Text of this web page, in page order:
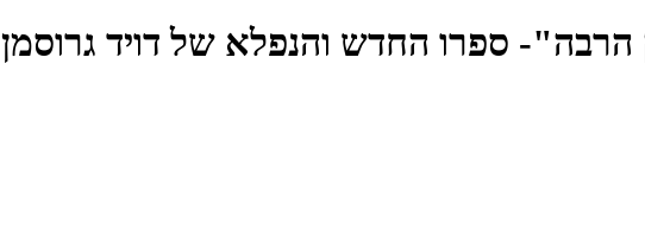
ספרו החדש והנפלא של דויד גרוסמן